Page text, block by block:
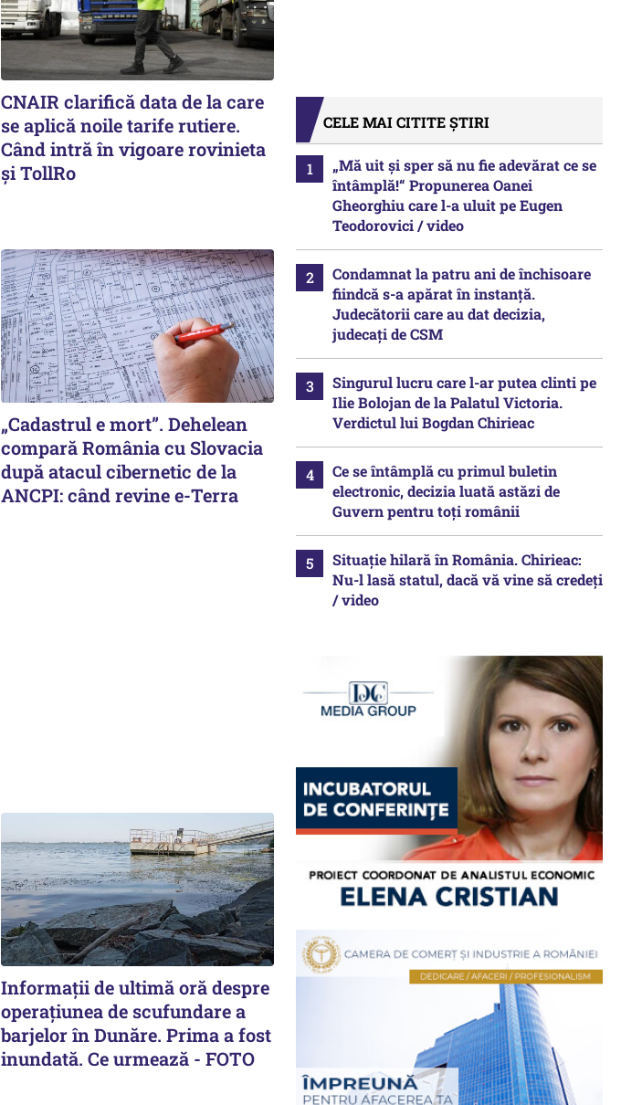
CNAIR clarifică data de la care
se aplică noile tarife rutiere.
Când intră în vigoare rovinieta
și TollRo
„Cadastrul e mort”. Dehelean
compară România cu Slovacia
după atacul cibernetic de la
ANCPI: când revine e-Terra
Informații de ultimă oră despre
operațiunea de scufundare a
barjelor în Dunăre. Prima a fost
inundată. Ce urmează - FOTO
CELE MAI CITITE ȘTIRI
„Mă uit și sper să nu fie adevărat ce se
întâmplă!“ Propunerea Oanei
Gheorghiu care l-a uluit pe Eugen
Teodorovici / video
Condamnat la patru ani de închisoare
fiindcă s-a apărat în instanță.
Judecătorii care au dat decizia,
judecați de CSM
Singurul lucru care l-ar putea clinti pe
Ilie Bolojan de la Palatul Victoria.
Verdictul lui Bogdan Chirieac
Ce se întâmplă cu primul buletin
electronic, decizia luată astăzi de
Guvern pentru toți românii
Situație hilară în România. Chirieac:
Nu-l lasă statul, dacă vă vine să credeți
/ video